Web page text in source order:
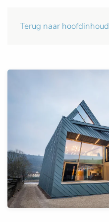
Terug naar hoofdinhoud